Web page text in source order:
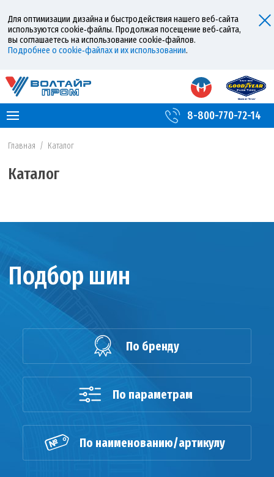
Для оптимизации дизайна и быстродействия нашего веб‑сайта
используются cookie‑файлы. Продолжая посещение веб‑сайта,
вы соглашаетесь на использование cookie‑файлов.
Подробнее о cookie‑файлах и их использовании.
8-800-770-72-14
Главная / Каталог
Каталог
Подбор шин
По бренду
По параметрам
По наименованию/артикулу